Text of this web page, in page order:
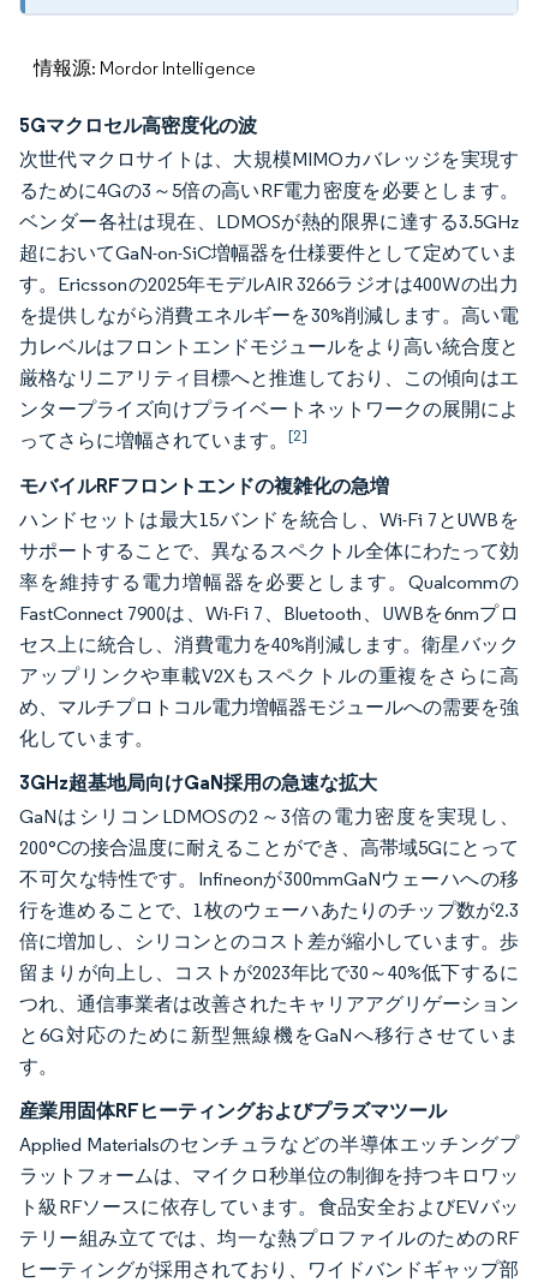
情報源: Mordor Intelligence
5Gマクロセル高密度化の波
次世代マクロサイトは、大規模MIMOカバレッジを実現す
るために4Gの3～5倍の高いRF電力密度を必要とします。
ベンダー各社は現在、LDMOSが熱的限界に達する3.5GHz
超においてGaN-on-SiC増幅器を仕様要件として定めていま
す。Ericssonの2025年モデルAIR 3266ラジオは400Wの出力
を提供しながら消費エネルギーを30%削減します。高い電
力レベルはフロントエンドモジュールをより高い統合度と
厳格なリニアリティ目標へと推進しており、この傾向はエ
ンタープライズ向けプライベートネットワークの展開によ
ってさらに増幅されています。 [2]
モバイルRFフロントエンドの複雑化の急増
ハンドセットは最大15バンドを統合し、Wi-Fi 7とUWBを
サポートすることで、異なるスペクトル全体にわたって効
率を維持する電力増幅器を必要とします。Qualcommの
FastConnect 7900は、Wi-Fi 7、Bluetooth、UWBを6nmプロ
セス上に統合し、消費電力を40%削減します。衛星バック
アップリンクや車載V2Xもスペクトルの重複をさらに高
め、マルチプロトコル電力増幅器モジュールへの需要を強
化しています。
3GHz超基地局向けGaN採用の急速な拡大
GaNはシリコンLDMOSの2～3倍の電力密度を実現し、
200°Cの接合温度に耐えることができ、高帯域5Gにとって
不可欠な特性です。Infineonが300mmGaNウェーハへの移
行を進めることで、1枚のウェーハあたりのチップ数が2.3
倍に増加し、シリコンとのコスト差が縮小しています。歩
留まりが向上し、コストが2023年比で30～40%低下するに
つれ、通信事業者は改善されたキャリアアグリゲーション
と6G対応のために新型無線機をGaNへ移行させていま
す。
産業用固体RFヒーティングおよびプラズマツール
Applied Materialsのセンチュラなどの半導体エッチングプ
ラットフォームは、マイクロ秒単位の制御を持つキロワッ
ト級RFソースに依存しています。食品安全およびEVバッ
テリー組み立てでは、均一な熱プロファイルのためのRF
ヒーティングが採用されており、ワイドバンドギャップ部